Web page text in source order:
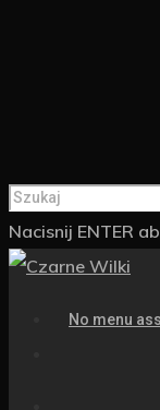
Nacisnij ENTER
No menu